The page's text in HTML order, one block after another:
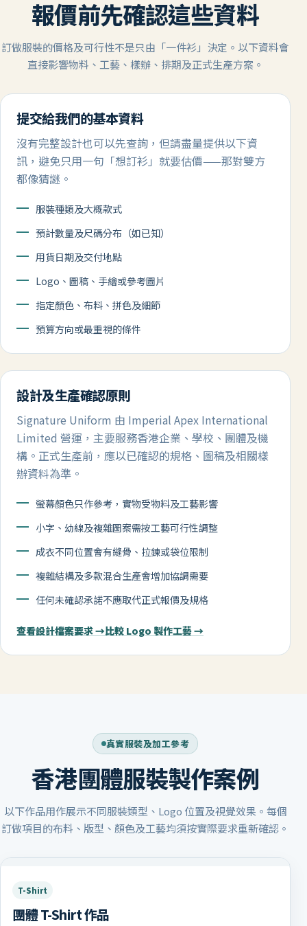
報價前先確認這些資料
訂做服裝的價格及可行性不是只由「一件衫」決定。以下資料會
直接影響物料、工藝、樣辦、排期及正式生產方案。
提交給我們的基本資料
沒有完整設計也可以先查詢，但請盡量提供以下資
訊，避免只用一句「想訂衫」就要估價——那對雙方
都像猜謎。
服裝種類及大概款式
預計數量及尺碼分布（如已知）
用貨日期及交付地點
Logo、圖稿、手繪或參考圖片
指定顏色、布料、拼色及細節
預算方向或最重視的條件
設計及生產確認原則
Signature Uniform 由 Imperial Apex International
Limited 營運，主要服務香港企業、學校、團體及機
構。正式生產前，應以已確認的規格、圖稿及相關樣
辦資料為準。
螢幕顏色只作參考，實物受物料及工藝影響
小字、幼線及複雜圖案需按工藝可行性調整
成衣不同位置會有縫骨、拉鍊或袋位限制
複雜結構及多款混合生產會增加協調需要
任何未確認承諾不應取代正式報價及規格
查看設計檔案要求 →比較 Logo 製作工藝 →
真實服裝及加工參考
香港團體服裝製作案例
以下作品用作展示不同服裝類型、Logo 位置及視覺效果。每個
訂做項目的布料、版型、顏色及工藝均須按實際要求重新確認。
T-Shirt
團體 T-Shirt 作品